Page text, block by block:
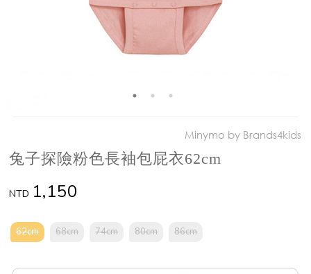
Minymo by Brands4kids
兔子探險粉色長袖包屁衣62cm
NTD 1,150
62cm 68cm 74cm 80cm 86cm